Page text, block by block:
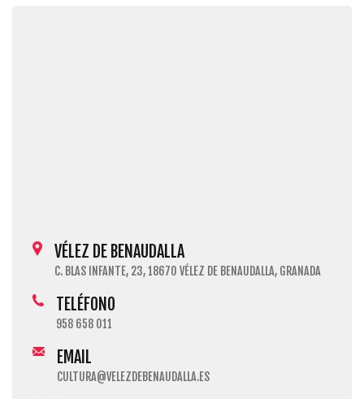
VÉLEZ DE BENAUDALLA
C. BLAS INFANTE, 23, 18670 VÉLEZ DE BENAUDALLA, GRANADA
TELÉFONO
958 658 011
EMAIL
CULTURA@VELEZDEBENAUDALLA.ES